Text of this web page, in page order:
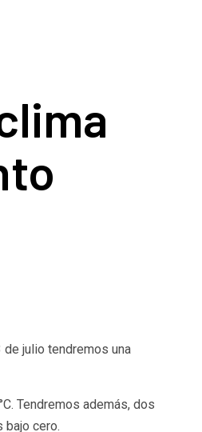
julio tendremos una
Tendremos además, dos
bajo cero.